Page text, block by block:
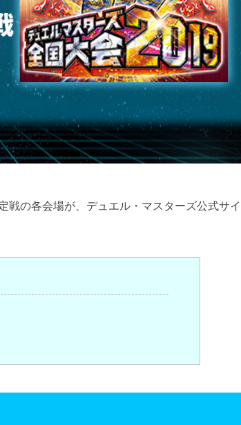
の各会場が、デュエル・マスターズ公式サイ